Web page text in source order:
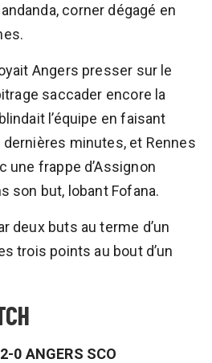
corner dégagé en
Angers presser sur le
saccader encore la
l’équipe en faisant
minutes, et Rennes
une frappe d’Assignon
son but, lobant Fofana.
deux buts au terme d’un
trois points au bout d’un
0 ANGERS SCO